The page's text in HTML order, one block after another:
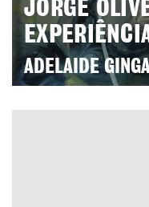
JORGE
ADELAIDE